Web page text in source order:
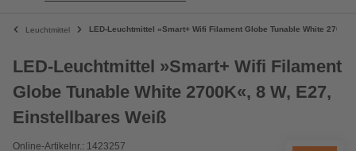
Leuchtmittel LED-Leuchtmittel »Smart+ Wifi Filament Globe Tunable White
LED-Leuchtmittel »Smart+ Wifi Filament
Globe Tunable White 2700K«, 8 W, E27,
Einstellbares Weiß
Online-Artikelnr.: 1423257